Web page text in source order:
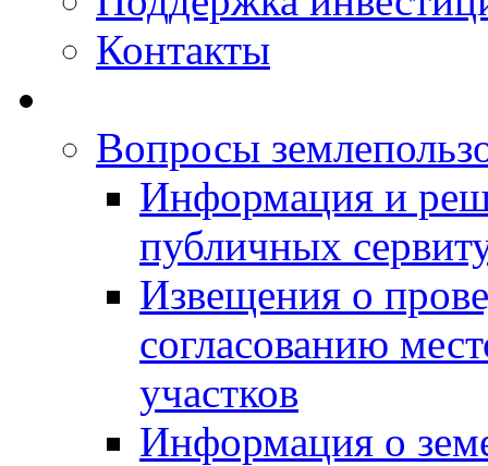
Контакты
Вопросы
Информация и
публичных
Извещения о
согласованию
участков
Информация о